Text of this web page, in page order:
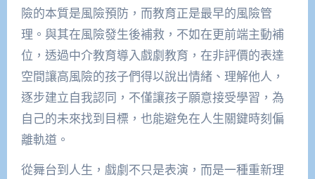
險的本質是風險預防，而教育正是最早的風險管
理。與其在風險發生後補救，不如在更前端主動補
位，透過中介教育導入戲劇教育，在非評價的表達
空間讓高風險的孩子們得以說出情緒、理解他人，
逐步建立自我認同，不僅讓孩子願意接受學習，為
自己的未來找到目標，也能避免在人生關鍵時刻偏
離軌道。
從舞台到人生，戲劇不只是表演，而是一種重新理